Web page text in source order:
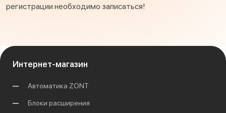
регистрации необходимо записаться!
Интернет-магазин
Автоматика ZONT
Блоки расширения